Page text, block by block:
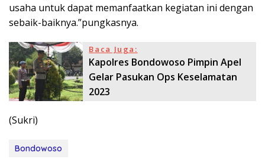
usaha untuk dapat memanfaatkan kegiatan ini dengan
sebaik-baiknya.”pungkasnya.
Baca Juga:
Kapolres Bondowoso Pimpin Apel
Gelar Pasukan Ops Keselamatan
2023
(Sukri)
Bondowoso